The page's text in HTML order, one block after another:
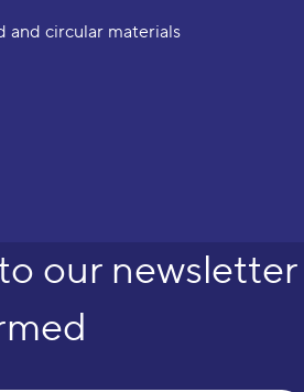
and circular materials
our newsletter